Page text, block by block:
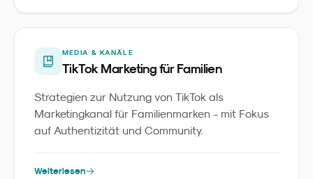
MEDIA & KANÄLE
TikTok Marketing für Familien
Strategien zur Nutzung von TikTok als
Marketingkanal für Familienmarken - mit Fokus
auf Authentizität und Community.
Weiterlesen